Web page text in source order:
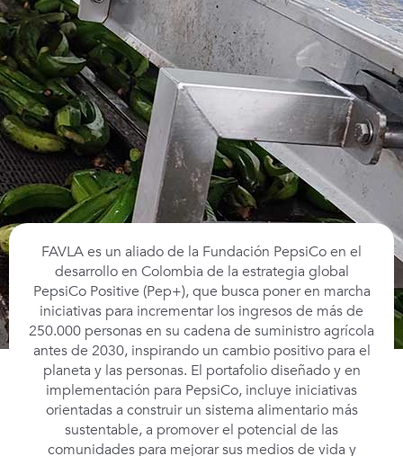
FAVLA es un aliado de la Fundación PepsiCo en el
desarrollo en Colombia de la estrategia global
PepsiCo Positive (Pep+), que busca poner en marcha
iniciativas para incrementar los ingresos de más de
250.000 personas en su cadena de suministro agrícola
antes de 2030, inspirando un cambio positivo para el
planeta y las personas. El portafolio diseñado y en
implementación para PepsiCo, incluye iniciativas
orientadas a construir un sistema alimentario más
sustentable, a promover el potencial de las
comunidades para mejorar sus medios de vida y